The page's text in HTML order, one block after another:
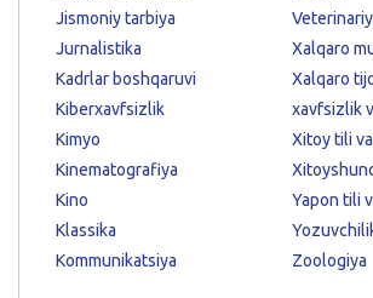
Jismoniy tarbiya
Jurnalistika
Kadrlar boshqaruvi
Kiberxavfsizlik
Kimyo
Kinematografiya
Kino
Klassika
Kommunikatsiya
Xalqaro
Xalqaro
xavfsizlik
Xitoy tili
Yapon tili
Zoologiya